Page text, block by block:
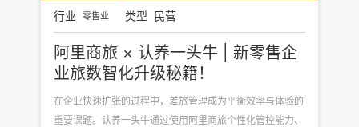
行业 零售业 类型 民营
阿里商旅 × 认养一头牛 | 新零售企
业旅数智化升级秘籍！
在企业快速扩张的过程中，差旅管理成为平衡效率与体验的
重要课题。认养一头牛通过使用阿里商旅个性化管控能力、